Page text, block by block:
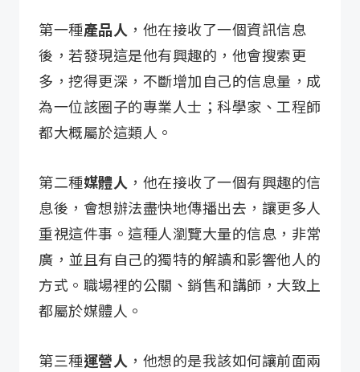
第一種產品人 ，他在接收了一個資訊信息
後，若發現這是他有興趣的，他會搜索更
多，挖得更深，不斷增加自己的信息量，成
為一位該圈子的專業人士；科學家、工程師
都大概屬於這類人。
第二種媒體人 ，他在接收了一個有興趣的信
息後，會想辦法盡快地傳播出去，讓更多人
重視這件事。這種人瀏覽大量的信息，非常
廣，並且有自己的獨特的解讀和影響他人的
方式。職場裡的公關、銷售和講師，大致上
都屬於媒體人。
第三種運營人 ，他想的是我該如何讓前面兩